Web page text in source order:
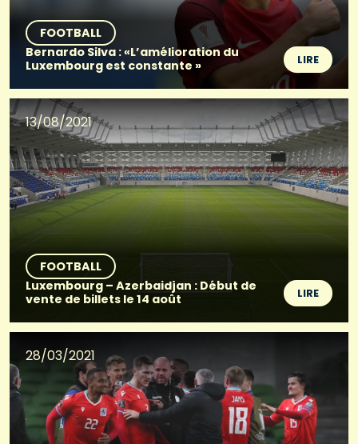
FOOTBALL
Bernardo Silva : «L’amélioration du
Luxembourg est constante »
LIRE
13/08/2021
FOOTBALL
Luxembourg – Azerbaidjan : Début de
vente de billets le 14 août
LIRE
28/03/2021